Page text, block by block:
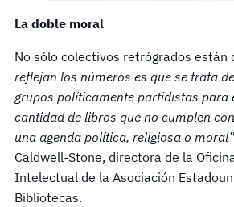
La doble moral
No sólo colectivos retrógrados están
reflejan los números es que se trata
grupos políticamente partidistas para
cantidad de libros que no cumplen
una agenda política, religiosa o moral”
Caldwell-Stone, directora de la
Intelectual de la Asociación
Bibliotecas.